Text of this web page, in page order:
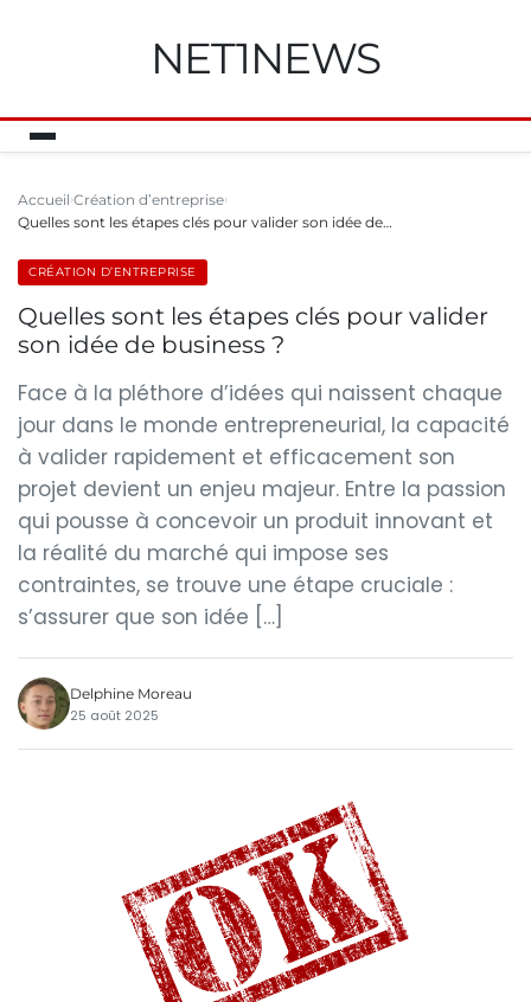
NET1NEWS
Accueil Création d’entreprise
Quelles sont les étapes clés pour valider son idée de…
CRÉATION D’ENTREPRISE
Quelles sont les étapes clés pour valider
son idée de business ?
Face à la pléthore d’idées qui naissent chaque
jour dans le monde entrepreneurial, la capacité
à valider rapidement et efficacement son
projet devient un enjeu majeur. Entre la passion
qui pousse à concevoir un produit innovant et
la réalité du marché qui impose ses
contraintes, se trouve une étape cruciale :
s’assurer que son idée […]
Delphine Moreau
25 août 2025